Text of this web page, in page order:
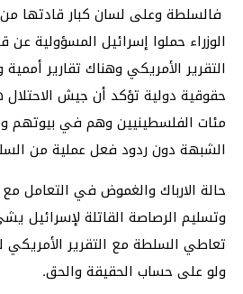
فالسلطة وعلى لسان كبار قادتها
الوزراء حملوا إسرائيل المسؤولية
التقرير الأمريكي وهناك تقارير
حقوقية دولية تؤكد أن جيش
مئات الفلسطينيين وهم في بيوتهم
الشبهة دون ردود فعل عملية من
حالة الارباك والغموض في التعامل مع
وتسليم الرصاصة القاتلة
تعاطي السلطة مع التقرير
ولو على حساب الحقيقة والحق.